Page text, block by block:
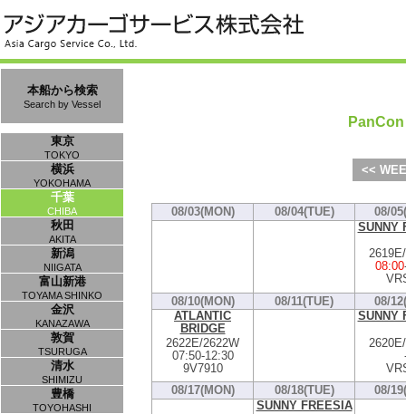
本船から検索
Search by Vessel
東京
TOKYO
横浜
YOKOHAMA
千葉
CHIBA
秋田
AKITA
新潟
NIIGATA
富山新港
TOYAMA SHINKO
金沢
KANAZAWA
敦賀
TSURUGA
清水
SHIMIZU
豊橋
TOYOHASHI
<<
08/03(MON) 08/04(TUE)
08/
SUNNY
08:00
08/10(MON)
08/11(TUE)
08/
ATLANTIC
BRIDGE
2622E/2622W
07:50-12:30
9V7910
SUNNY
08/17(MON)
08/18(TUE)
08/
SUNNY FREESIA